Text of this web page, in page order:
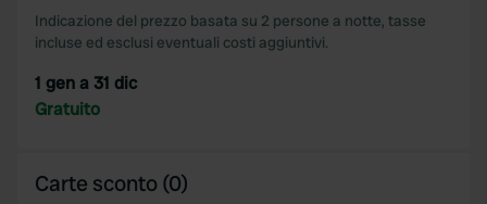
Indicazione del prezzo basata su 2 persone a notte, tasse
incluse ed esclusi eventuali costi aggiuntivi.
1 gen a 31 dic
Gratuito
Carte sconto (0)